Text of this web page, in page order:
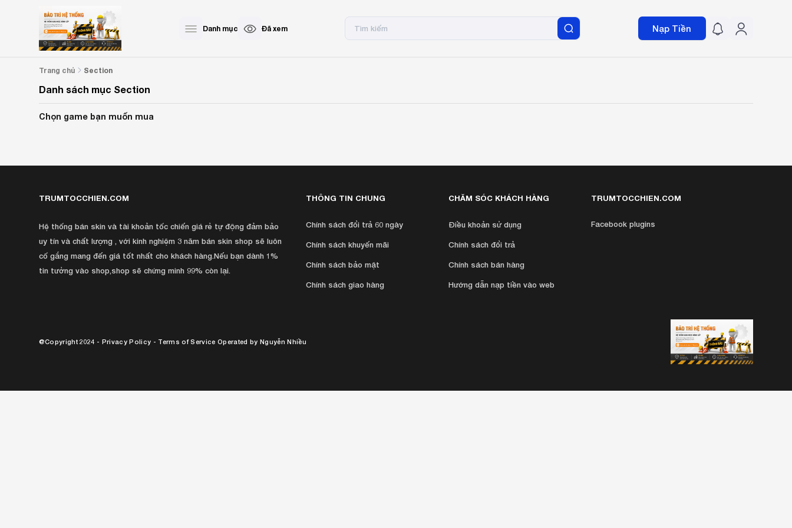
Danh mục Đã xem Nạp Tiền
Trang chủ Section
Danh sách mục Section
Chọn game bạn muốn mua
TRUMTOCCHIEN.COM
Hệ thống bán skin và tài khoản tốc chiến giá rẻ tự động đảm bảo
uy tín và chất lượng , với kinh nghiệm 3 năm bán skin shop sẽ luôn
cố gắng mang đến giá tốt nhất cho khách hàng.Nếu bạn dành 1%
tin tưởng vào shop,shop sẽ chứng minh 99% còn lại.
THÔNG TIN CHUNG
Chính sách đổi trả 60 ngày
Chính sách khuyến mãi
Chính sách bảo mật
Chính sách giao hàng
CHĂM SÓC KHÁCH HÀNG
Ðiều khoản sử dụng
Chính sách đổi trả
Chính sách bán hàng
Hướng dẫn nạp tiền vào web
TRUMTOCCHIEN.COM
Facebook plugins
@Copyright 2024 - Privacy Policy - Terms of Service Operated by Nguyễn Nhiều